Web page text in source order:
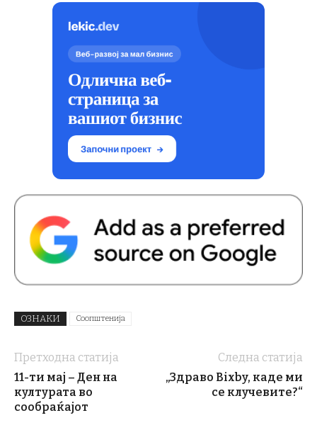
ОЗНАКИ Соопштенија
Претходна статија
11-ти мај – Ден на
културата во
сообраќајот
Следна статија
„Здраво Bixby, каде ми
се клучевите?“